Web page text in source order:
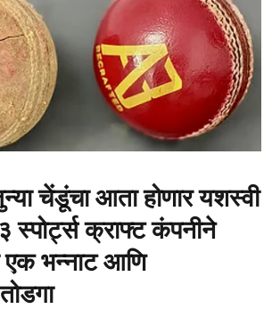
चेंडूंचा आता होणार यशस्वी
स्पोर्ट्स क्राफ्ट कंपनीने
भन्नाट आणि